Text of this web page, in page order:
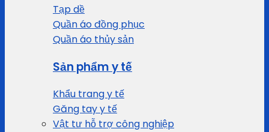
Tạp dề
Quần áo đồng phục
Quần áo thủy sản
Sản phẩm y tế
Khẩu trang y tế
Găng tay y tế
Vật tư hỗ trợ công nghiệp